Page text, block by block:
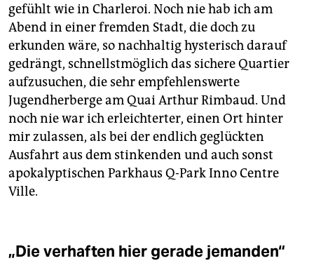
gefühlt wie in Charleroi. Noch nie hab ich am
Abend in einer fremden Stadt, die doch zu
erkunden wäre, so nachhaltig hysterisch darauf
gedrängt, schnellstmöglich das sichere Quartier
aufzusuchen, die sehr empfehlenswerte
Jugendherberge am Quai Arthur Rimbaud. Und
noch nie war ich erleichterter, einen Ort hinter
mir zulassen, als bei der endlich geglückten
Ausfahrt aus dem stinkenden und auch sonst
apokalyptischen Parkhaus Q-Park Inno Centre
Ville.
„Die verhaften hier gerade jemanden“